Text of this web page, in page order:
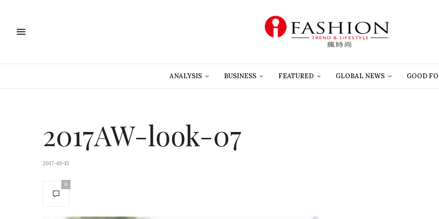
ANALYSIS BUSINESS FEATURED GLOBAL NEWS GOOD
2017AW-look-07
2017-01-13
0